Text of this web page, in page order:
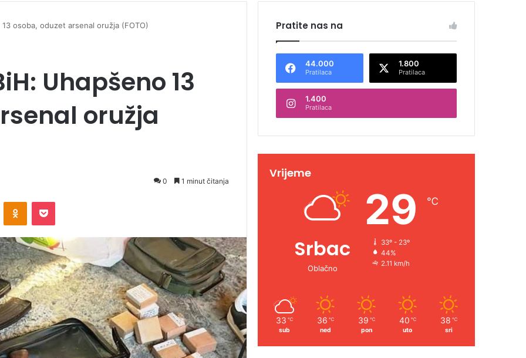
osoba, oduzet arsenal oružja (FOTO)
Uhapšeno 13
oružja
0 1 minut čitanja
Pratite nas na
44.000
Pratilaca
1.800
Pratilaca
1.400
Pratilaca
Vrijeme
Srbac
Oblačno
29 ℃
33º - 23º
44%
2.11 km/h
33 ℃
sub
36 ℃
ned
39 ℃
pon
40 ℃
uto
38 ℃
sri